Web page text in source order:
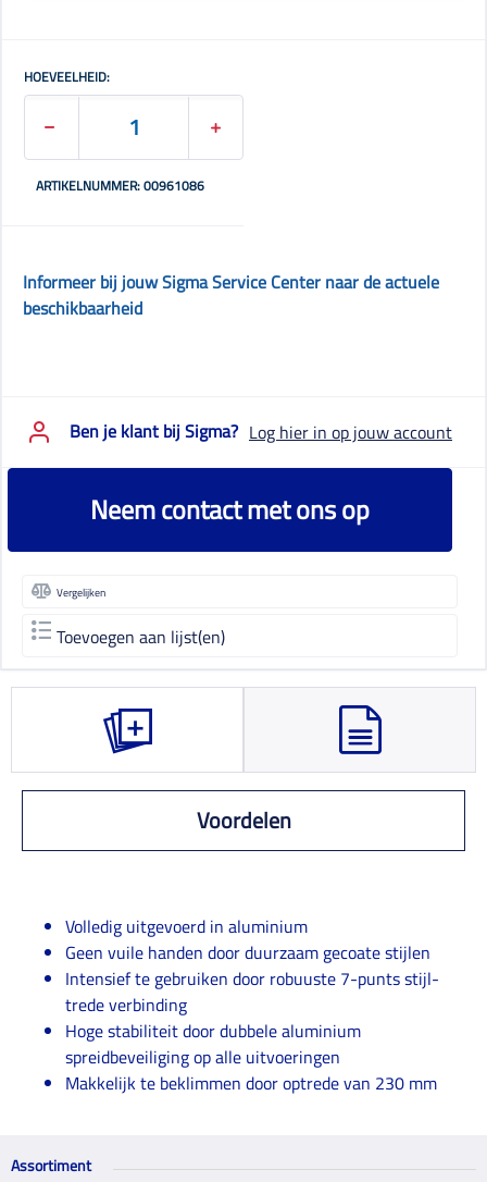
HOEVEELHEID:
ARTIKELNUMMER: 00961086
Informeer bij jouw Sigma Service Center naar de actuele
beschikbaarheid
Ben je klant bij Sigma? Log hier in op jouw account
Neem contact met ons op
Vergelijken
Toevoegen aan lijst(en)
Voordelen
Volledig uitgevoerd in aluminium
Geen vuile handen door duurzaam gecoate stijlen
Intensief te gebruiken door robuuste 7-punts stijl-
trede verbinding
Hoge stabiliteit door dubbele aluminium
spreidbeveiliging op alle uitvoeringen
Makkelijk te beklimmen door optrede van 230 mm
Assortiment